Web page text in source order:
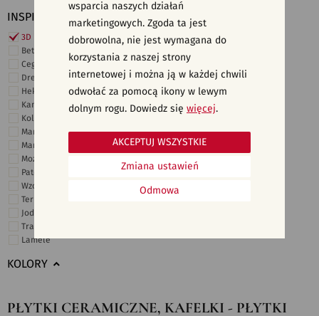
INSPIRACJE
3D i struktury
Beton
Cegiełki
Drewno
Heksagonalne
Kamień
Kolor
Marmur
Marokańskie
Mozaika
Patchwork
Wzory i motywy
Terrazzo
Jodełka
Trawertyn
Lamele
KOLORY
PŁYTKI CERAMICZNE, KAFELKI - PŁYTKI
wsparcia naszych działań
marketingowych. Zgoda ta jest
dobrowolna, nie jest wymagana do
korzystania z naszej strony
internetowej i można ją w każdej chwili
odwołać za pomocą ikony w lewym
dolnym rogu. Dowiedz się więcej.
Odmowa
Zmiana ustawień
AKCEPTUJ WSZYSTKIE